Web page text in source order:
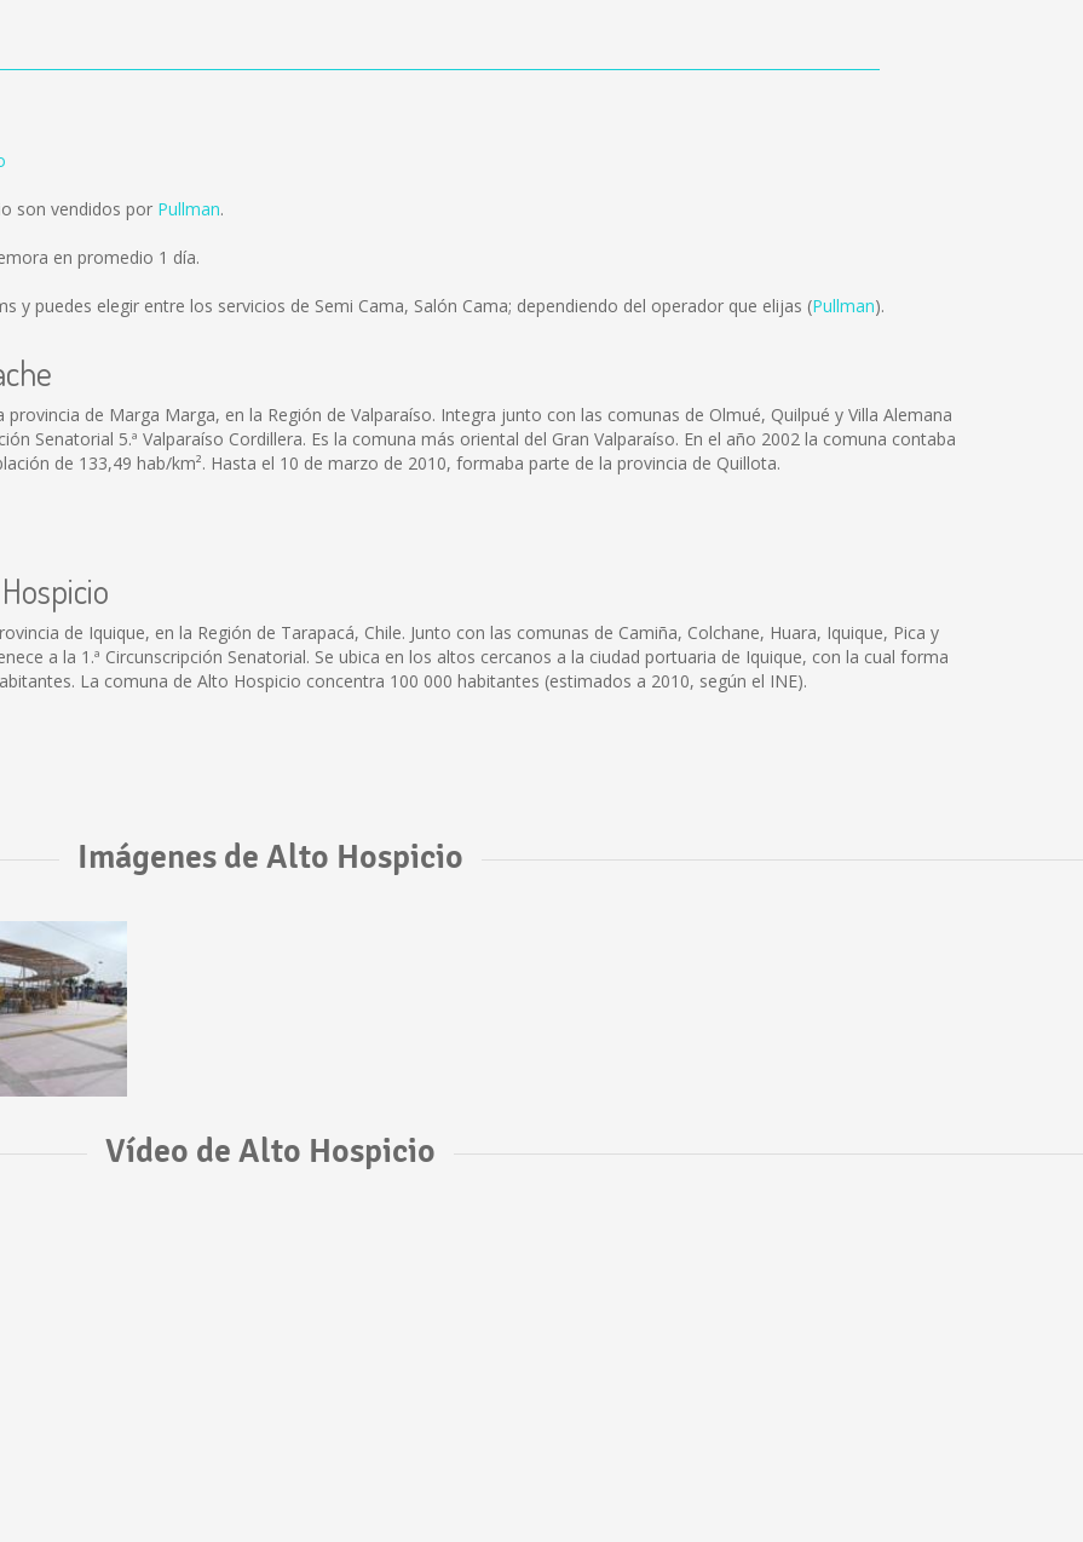
son vendidos por Pullman.
en promedio 1 día.
y puedes elegir entre los servicios de Semi Cama, Salón Cama; dependiendo del operador que elijas (Pullman).
de Marga Marga, en la Región de Valparaíso. Integra junto con las comunas de Olmué, Quilpué y Villa Alemana
Senatorial 5.ª Valparaíso Cordillera. Es la comuna más oriental del Gran Valparaíso. En el año 2002 la comuna contaba
de 133,49 hab/km². Hasta el 10 de marzo de 2010, formaba parte de la provincia de Quillota.
de Iquique, en la Región de Tarapacá, Chile. Junto con las comunas de Camiña, Colchane, Huara, Iquique, Pica y
a la 1.ª Circunscripción Senatorial. Se ubica en los altos cercanos a la ciudad portuaria de Iquique, con la cual forma
La comuna de Alto Hospicio concentra 100 000 habitantes (estimados a 2010, según el INE).
Imágenes de Alto Hospicio
Vídeo de Alto Hospicio